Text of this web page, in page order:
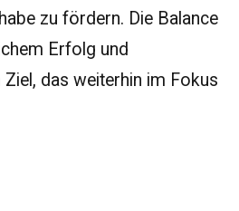
zu fördern. Die Balance
Erfolg und
das weiterhin im Fokus